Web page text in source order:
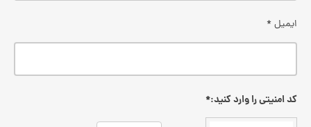
ایمیل*
کد امنیتی را وارد کنید:*